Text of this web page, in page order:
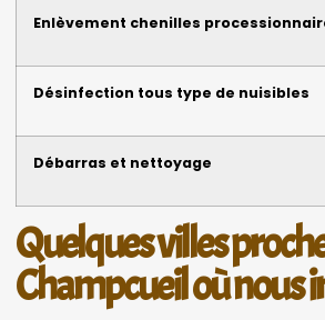
Enlèvement chenilles
Désinfection tous type de nuisibles
Débarras et nettoyage
Quelques villes
Champcueil où nous